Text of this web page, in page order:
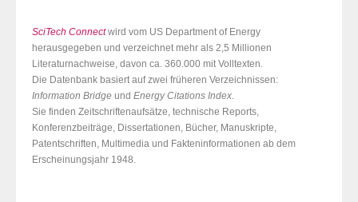
SciTech Connectwird vom US Department of Energy
herausgegeben und verzeichnet mehr als 2,5 Millionen
Literaturnachweise, davon ca. 360.000 mit Volltexten.
Die Datenbank basiert auf zwei früheren Verzeichnissen:
Information Bridge und Energy Citations Index.
Sie finden Zeitschriftenaufsätze, technische Reports,
Konferenzbeiträge, Dissertationen, Bücher, Manuskripte,
Patentschriften, Multimedia und Fakteninformationen ab dem
Erscheinungsjahr 1948.